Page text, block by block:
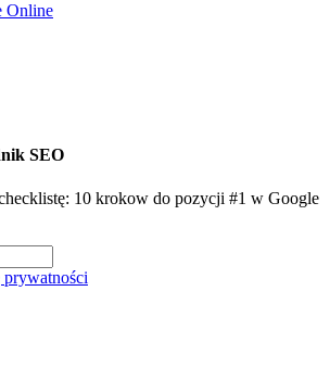
Online
SEO
10 krokow do pozycji #1 w Google